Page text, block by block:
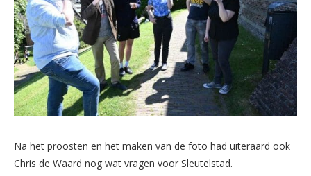
Na het proosten en het maken van de foto had uiteraard ook
Chris de Waard nog wat vragen voor Sleutelstad.